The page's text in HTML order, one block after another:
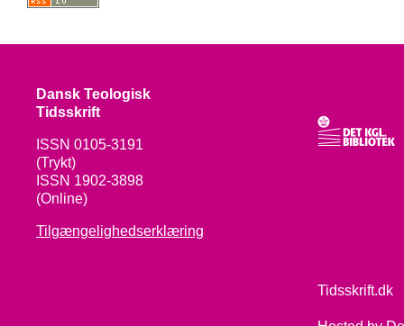
Dansk Teologisk
Tidsskrift
ISSN 0105-3191
(Trykt)
ISSN 1902-3898
(Online)
Tilgængelighedserklæring